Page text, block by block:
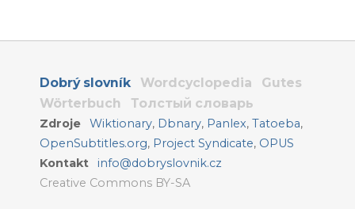
Dobrý slovník Wordcyclopedia
Gutes
Wörterbuch
Толстый словарь
Zdroje Wiktionary, Dbnary, Panlex,Tatoeba,
OpenSubtitles.org, Project Syndicate, OPUS
Kontakt
info@dobryslovnik.cz
Creative Commons BY-SA